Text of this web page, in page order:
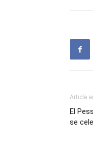
Article
El
se